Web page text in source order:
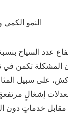
1. النمو
2025، فإن المشكلة
على سبيل
إشغالٍ
مقابل خدماتٍ دون